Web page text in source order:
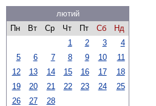
лютий
Пн
Вт Ср Чт Пт Сб
Нд
1
2 3
4
5
6 7 8 9 10
11
12
13 14 15 16 17
18
19
20 21 22 23 24
25
26
27 28